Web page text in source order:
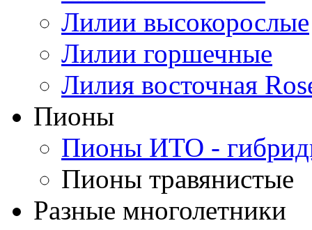
Лилии высокорослые
Лилии горшечные
Лилия восточная
Пионы
Пионы ИТО -
Пионы травянистые
Разные многолетники